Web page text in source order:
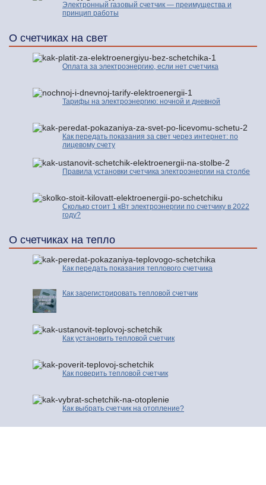
Электронный газовый счетчик — преимущества и
принцип работы
О счетчиках на свет
Оплата за электроэнергию, если нет счетчика
Тарифы на электроэнергию: ночной и дневной
Как передать показания за свет через интернет: по
лицевому счету
Правила установки счетчика электроэнергии на столбе
Сколько стоит 1 кВт электроэнергии по счетчику в 2022
году?
О счетчиках на тепло
Как передать показания теплового счетчика
Как зарегистрировать тепловой счетчик
Как установить тепловой счетчик
Как поверить тепловой счетчик
Как выбрать счетчик на отопление?